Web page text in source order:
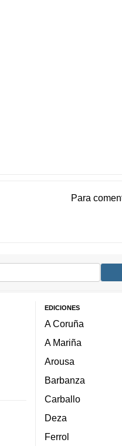
Para
EDICIONES
A Coruña
A Mariña
Arousa
Barbanza
Carballo
Deza
Ferrol